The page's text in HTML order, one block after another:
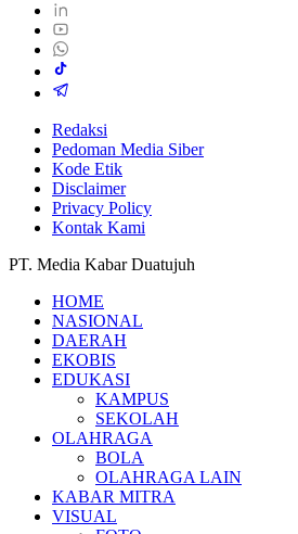
Redaksi
Pedoman Media Siber
Kode Etik
Disclaimer
Privacy Policy
Kontak Kami
PT. Media Kabar Duatujuh
HOME
NASIONAL
DAERAH
EKOBIS
EDUKASI
KAMPUS
SEKOLAH
OLAHRAGA
BOLA
OLAHRAGA LAIN
KABAR MITRA
VISUAL